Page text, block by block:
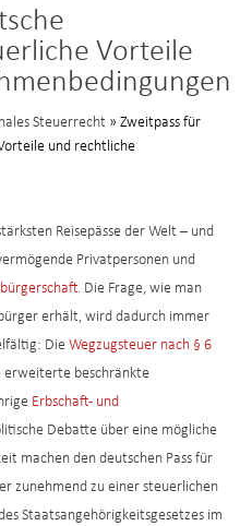
Vorteile
Steuerrecht » Zweitpass für
und rechtliche
Reisepässe der Welt – und
Privatpersonen und
. Die Frage, wie man
erhält, wird dadurch immer
Die Wegzugsteuer nach § 6
erweiterte beschränkte
Erbschaft- und
Debatte über eine mögliche
machen den deutschen Pass für
zunehmend zu einer steuerlichen
Staatsangehörigkeitsgesetzes im